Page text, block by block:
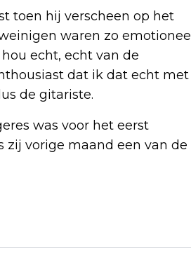
toen hij verscheen op het
waren zo emotioneel
echt, echt van de
dat ik dat echt met
de gitariste.
was voor het eerst
zij vorige maand een van de
KRIJGT ZWEEPSLAG NA